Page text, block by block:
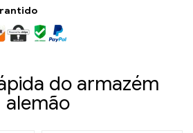
mail
do armazém
alemão